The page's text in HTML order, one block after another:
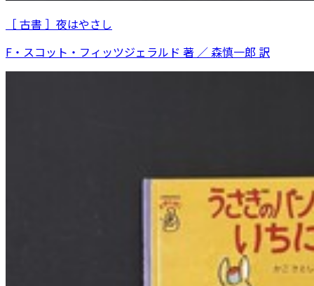
［ 古書 ］夜はやさし
F・スコット・フィッツジェラルド 著 ／ 森慎一郎 訳